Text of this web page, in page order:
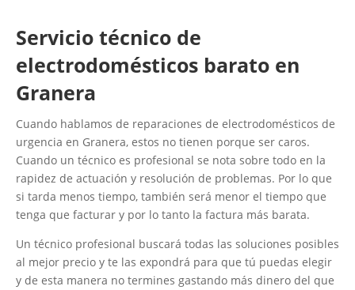
Servicio técnico de
electrodomésticos barato en
Granera
Cuando hablamos de reparaciones de electrodomésticos de
urgencia en Granera, estos no tienen porque ser caros.
Cuando un técnico es profesional se nota sobre todo en la
rapidez de actuación y resolución de problemas. Por lo que
si tarda menos tiempo, también será menor el tiempo que
tenga que facturar y por lo tanto la factura más barata.
Un técnico profesional buscará todas las soluciones posibles
al mejor precio y te las expondrá para que tú puedas elegir
y de esta manera no termines gastando más dinero del que